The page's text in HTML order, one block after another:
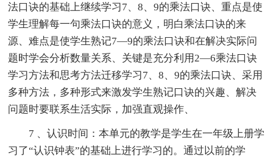
法口诀的基础上继续学习7、8、9的乘法口诀、重点是使
学生理解每一句乘法口诀的意义，明白乘法口诀的来
源、难点是使学生熟记7—9的乘法口诀和在解决实际问
题时学会分析数量关系、关键是充分利用2—6乘法口诀
学习方法和思考方法迁移学习7、8、9的乘法口诀、采用
多种方法，多种形式来激发学生熟记口诀的兴趣、解决
问题时要联系生活实际，加强直观操作、
7 、认识时间：本单元的教学是学生在一年级上册学
习了“认识钟表”的基础上进行学习的。通过以前的学